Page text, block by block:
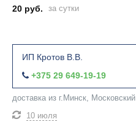
20 руб.
за сутки
ИП Кротов В.В.
+375 29 649-19-19
доставка из г.Минск, Московский
10 июля